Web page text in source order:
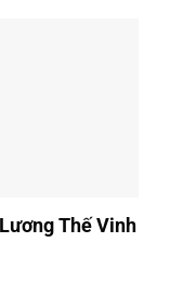
Thế Vinh